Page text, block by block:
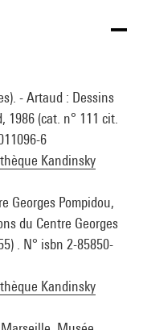
- Artaud : Dessins
1986 (cat. n° 111 cit.
6
Kandinsky
Georges Pompidou,
du Centre Georges
. N° isbn 2-85850-
Kandinsky